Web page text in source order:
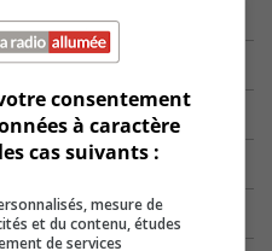
consentement
à caractère
cas suivants :
mesure de
et du contenu, études
de services